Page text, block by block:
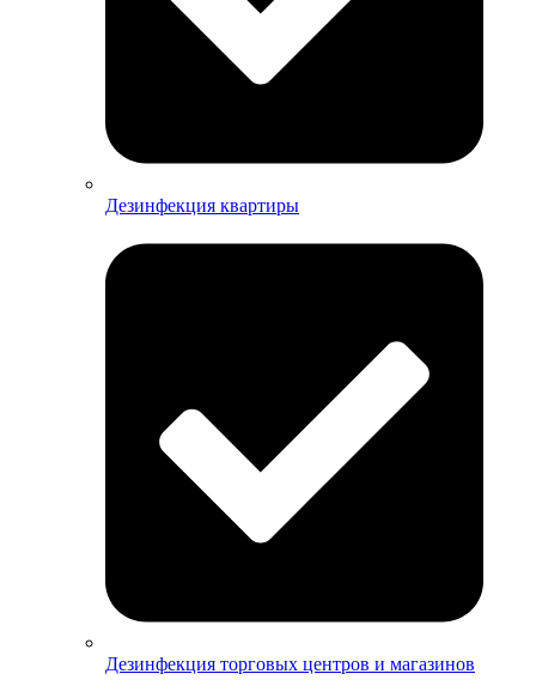
Дезинфекция квартиры
Дезинфекция торговых центров и магазинов